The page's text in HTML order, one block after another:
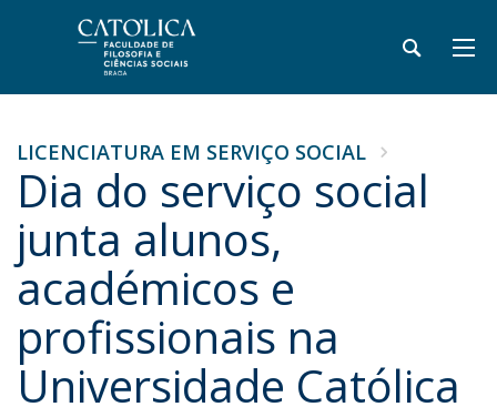
LICENCIATURA EM SERVIÇO SOCIAL
Dia do serviço social
junta alunos,
académicos e
profissionais na
Universidade Católica